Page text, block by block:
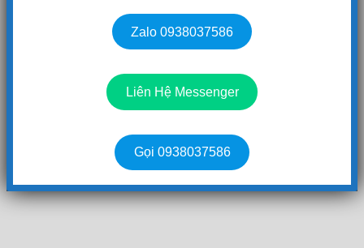
Zalo 0938037586
Liên Hệ Messenger
Gọi 0938037586